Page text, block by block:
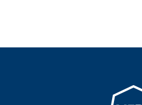
Go to homepage